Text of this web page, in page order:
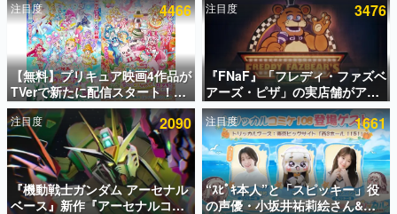
電ファミのいま読まれている記事ランキング
アプリセール情報
インタビュー
連載・特集一覧
殿堂入り記事
SNS拡散数が数千以上！ ページビュー数万以上！ などな
ど。多くの人々に読まれた、電ファミ渾身の“殿堂入り”記
注目度 4466
【無料】プリキュア映画4作品が
TVerで新たに配信スタート！な
んと2018年～2024年の映画ほぼ
すべてが見放題に、ぶっちゃけ
ありえないラインナップ
注目度 3476
『FNaF』「フレディ・ファズベ
アーズ・ピザ」の実店舗がアメ
リカの商業施設「American
Dream」に2027年オープン！
ScottGamesとの共同開発、食
事だけでなくステージショーや
没入型のホラー体験も楽しめる
注目度 2090
『機動戦士ガンダム アーセナル
ベース』新作『アーセナルコマ
注目度 1661
“ｽﾋﾟｷ本人”と「スピッキー」役
の声優・小坂井祐莉絵さん&パ